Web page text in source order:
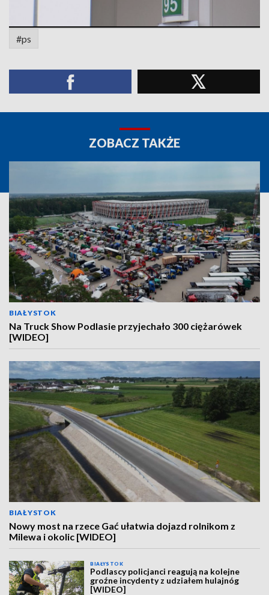
#ps
ZOBACZ TAKŻE
BIAŁYSTOK
Na Truck Show Podlasie przyjechało 300 ciężarówek
[WIDEO]
BIAŁYSTOK
Nowy most na rzece Gać ułatwia dojazd rolnikom z
Milewa i okolic [WIDEO]
BIAŁYSTOK
Podlascy policjanci reagują na kolejne
groźne incydenty z udziałem hulajnóg
[WIDEO]